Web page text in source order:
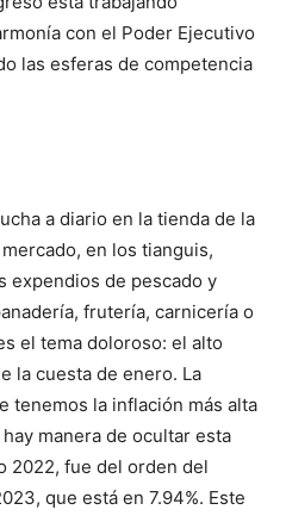
con el Poder Ejecutivo
las esferas de competencia
a diario en la tienda de la
en los tianguis,
expendios de pescado y
frutería, carnicería o
el tema doloroso: el alto
la cuesta de enero. La
tenemos la inflación más alta
manera de ocultar esta
2022, fue del orden del
que está en 7.94%. Este